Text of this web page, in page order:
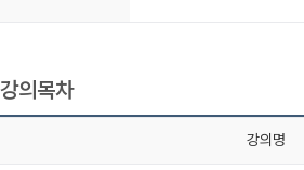
강의목차
강의명